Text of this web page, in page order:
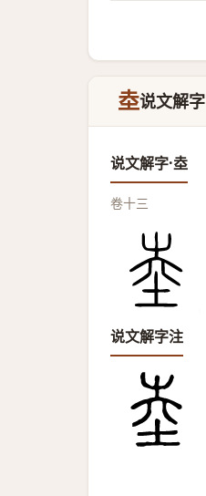
坴说文解字
说文解字·坴
卷十三
说文解字注